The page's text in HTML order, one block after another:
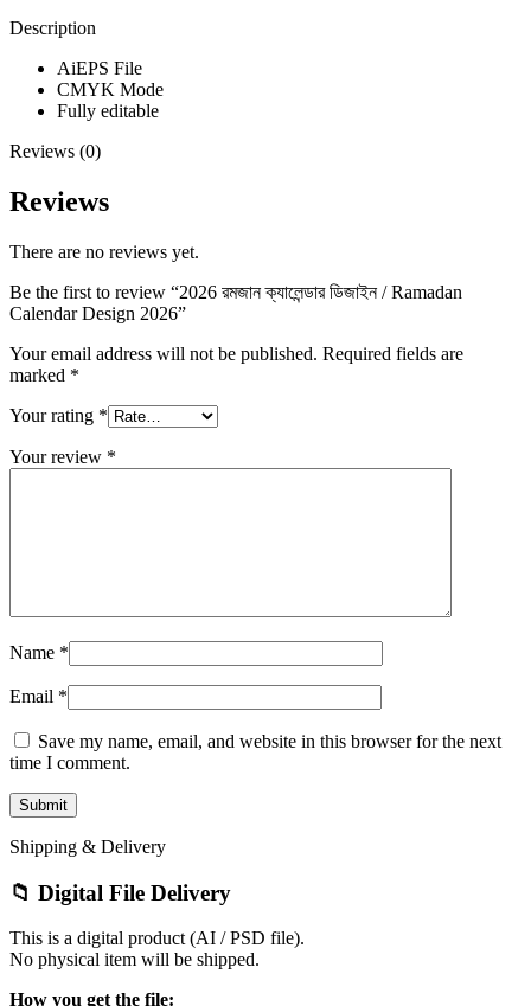
Description
AiEPS File
CMYK Mode
Fully editable
Reviews (0)
Reviews
There are no reviews yet.
Be the first to review “2026 রমজান ক্যালেন্ডার ডিজাইন / Ramadan
Calendar Design 2026”
Your email address will not be published. Required fields are
marked *
Your rating *
Your review *
Name *
Email *
Save my name, email, and website in this browser for the next
time I comment.
Shipping & Delivery
📁 Digital File Delivery
This is a digital product (AI / PSD file).
No physical item will be shipped.
How you get the file: